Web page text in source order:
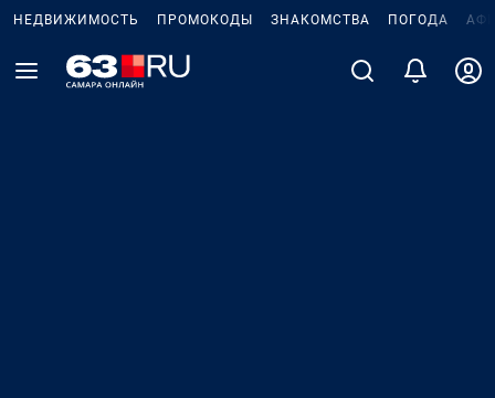
НЕДВИЖИМОСТЬ ПРОМОКОДЫ ЗНАКОМСТВА ПОГОДА